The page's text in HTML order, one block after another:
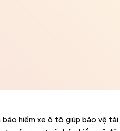
hiểm xe ô tô giúp bảo vệ